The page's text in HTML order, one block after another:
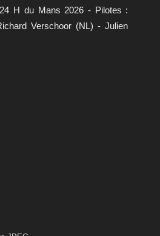
H du Mans 2026 - Pilotes :
Verschoor (NL) - Julien